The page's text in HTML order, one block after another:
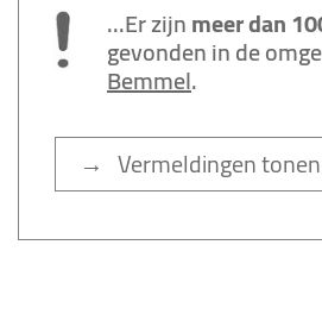
...Er zijnmeer dan
gevonden in de
Bemmel.
→ Vermeldingen tonen